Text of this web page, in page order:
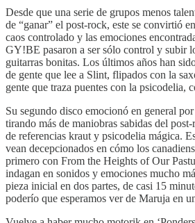
Desde que una serie de grupos menos
de “ganar” el post-rock, este se convirtió
caos controlado y las emociones
GY!BE pasaron a ser sólo control y subir
guitarras bonitas. Los últimos años han
de gente que lee a Slint, flipados con la
gente que traza puentes con la psicodelia,
Su segundo disco emocionó en general
tirando más de maniobras sabidas del
de referencias kraut y psicodelia mágica.
vean decepcionados en cómo los
primero con From the Heights of Our
indagan en sonidos y emociones mucho
pieza inicial en dos partes, de casi 15
poderío que esperamos ver de Maruja en